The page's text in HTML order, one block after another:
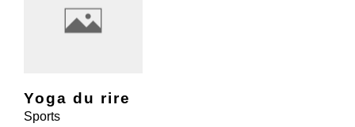
Yoga du rire
Sports